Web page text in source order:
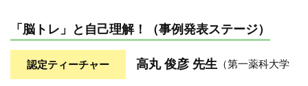
「脳トレ」と自己理解！（事例発表ステージ）
認定ティーチャー 高丸 俊彦 先生 （第一薬科大学